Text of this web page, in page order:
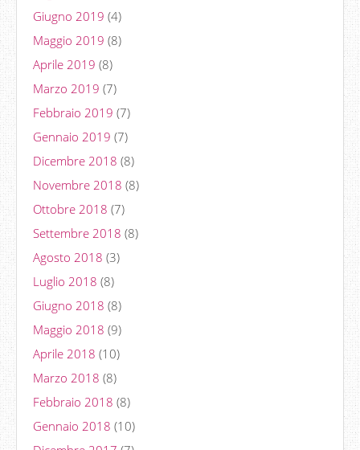
Giugno 2019 (4)
Maggio 2019 (8)
Aprile 2019 (8)
Marzo 2019 (7)
Febbraio 2019 (7)
Gennaio 2019 (7)
Dicembre 2018 (8)
Novembre 2018 (8)
Ottobre 2018 (7)
Settembre 2018 (8)
Agosto 2018 (3)
Luglio 2018 (8)
Giugno 2018 (8)
Maggio 2018 (9)
Aprile 2018 (10)
Marzo 2018 (8)
Febbraio 2018 (8)
Gennaio 2018 (10)